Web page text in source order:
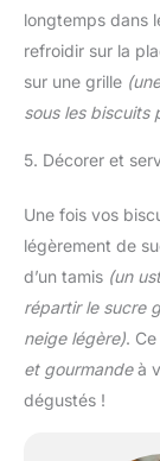
longtemps dans
refroidir sur la
sur une grille
sous les biscuits
5. Décorer et
Une fois vos
légèrement de
d’un tamis (un
répartir le sucre
neige légère).
et gourmandeà
dégustés !